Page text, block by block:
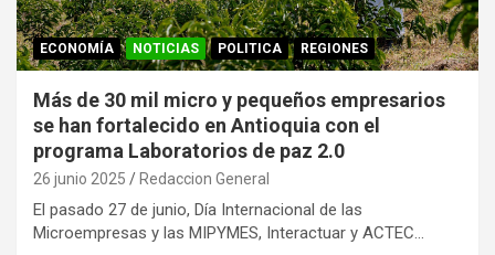
ECONOMÍA NOTICIAS POLITICA REGIONES
Más de 30 mil micro y pequeños empresarios
se han fortalecido en Antioquia con el
programa Laboratorios de paz 2.0
26 junio 2025 Redaccion General
El pasado 27 de junio, Día Internacional de las
Microempresas y las MIPYMES, Interactuar y ACTEC…